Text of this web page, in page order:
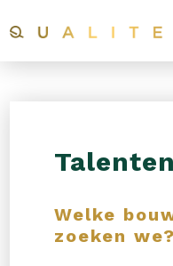
Welke
zoeken we?